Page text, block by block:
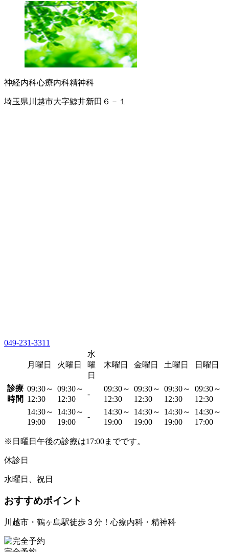
神経内科心療内科精神科
埼玉県川越市大字鯨井新田６－１
049-231-3311
月曜日 火曜日
水
曜
日
木曜日 金曜日 土曜日 日曜日
診療
時間
09:30～
12:30
09:30～
12:30
-
09:30～
12:30
09:30～
12:30
09:30～
12:30
09:30～
12:30
14:30～
19:00
14:30～
19:00
-
14:30～
19:00
14:30～
19:00
14:30～
19:00
14:30～
17:00
※日曜日午後の診療は17:00までです。
休診日
水曜日、祝日
おすすめポイント
川越市・鶴ヶ島駅徒歩３分！心療内科・精神科